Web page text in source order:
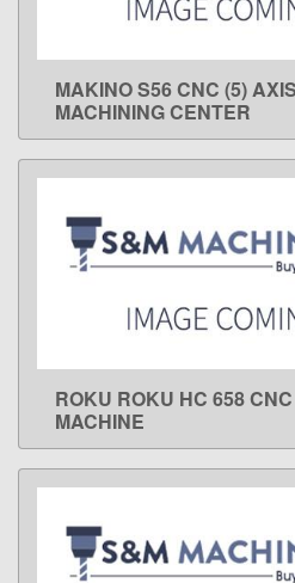
LEARN
MAKINO S56 CNC (5)
MACHINING CENTER
LEARN
ROKU ROKU HC 658
MACHINE